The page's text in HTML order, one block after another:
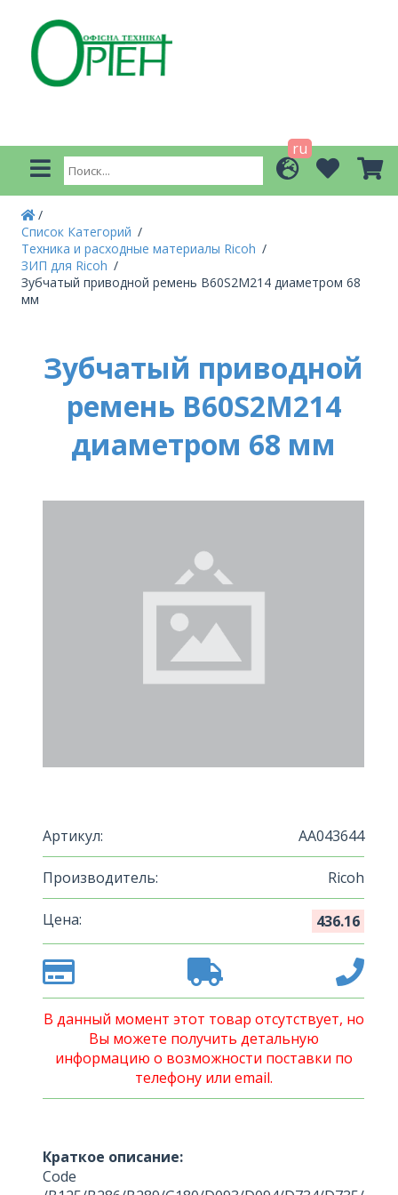
ru
Список Категорий
Техника и расходные материалы Ricoh
ЗИП для Ricoh
Зубчатый приводной ремень B60S2M214 диаметром 68
мм
Зубчатый приводной
ремень B60S2M214
диаметром 68 мм
Артикул: AA043644
Производитель: Ricoh
Цена: 436.16
В данный момент этот товар отсутствует, но
Вы можете получить детальную
информацию о возможности поставки по
телефону или email.
Краткое описание:
Code